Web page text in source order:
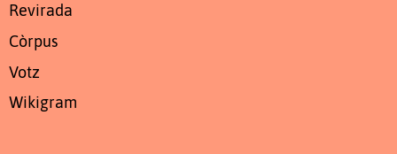
Revirada
Còrpus
Votz
Wikigram